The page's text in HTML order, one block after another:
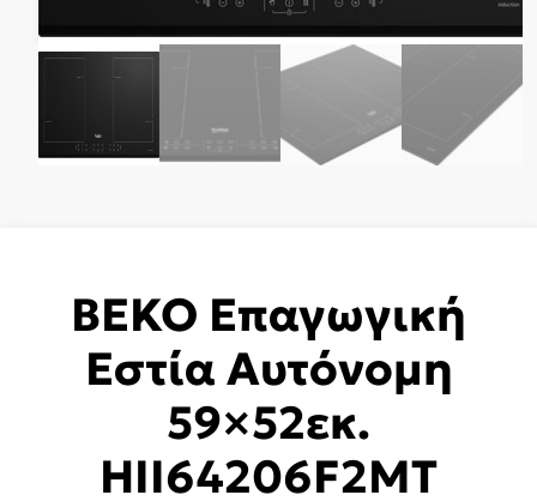
BEKO Επαγωγική
Εστία Αυτόνομη
59×52εκ.
HII64206F2MT